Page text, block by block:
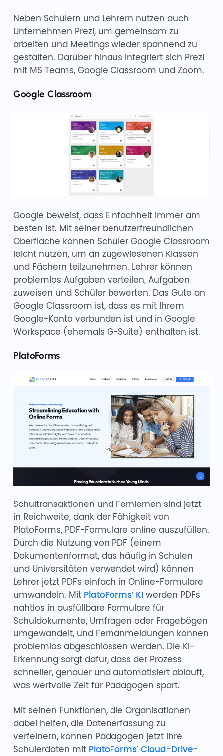
Neben Schülern und Lehrern nutzen auch
Unternehmen Prezi, um gemeinsam zu
arbeiten und Meetings wieder spannend zu
gestalten. Darüber hinaus integriert sich Prezi
mit MS Teams, Google Classroom und Zoom.
Google Classroom
Google beweist, dass Einfachheit immer am
besten ist. Mit seiner benutzerfreundlichen
Oberfläche können Schüler Google Classroom
leicht nutzen, um an zugewiesenen Klassen
und Fächern teilzunehmen. Lehrer können
problemlos Aufgaben verteilen, Aufgaben
zuweisen und Schüler bewerten. Das Gute an
Google Classroom ist, dass es mit Ihrem
Google-Konto verbunden ist und in Google
Workspace (ehemals G-Suite) enthalten ist.
PlatoForms
Schultransaktionen und Fernlernen sind jetzt
in Reichweite, dank der Fähigkeit von
PlatoForms, PDF-Formulare online auszufüllen.
Durch die Nutzung von PDF (einem
Dokumentenformat, das häufig in Schulen
und Universitäten verwendet wird) können
Lehrer jetzt PDFs einfach in Online-Formulare
umwandeln. Mit PlatoForms’ KIwerden PDFs
nahtlos in ausfüllbare Formulare für
Schuldokumente, Umfragen oder Fragebögen
umgewandelt, und Fernanmeldungen können
problemlos abgeschlossen werden. Die KI-
Erkennung sorgt dafür, dass der Prozess
schneller, genauer und automatisiert abläuft,
was wertvolle Zeit für Pädagogen spart.
Mit seinen Funktionen, die Organisationen
dabei helfen, die Datenerfassung zu
verfeinern, können Pädagogen jetzt ihre
Schülerdaten mit PlatoForms’ Cloud-Drive-